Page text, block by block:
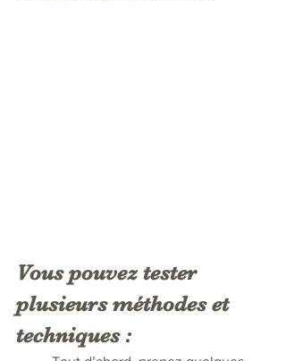
Vous pouvez tester
plusieurs méthodes et
techniques :